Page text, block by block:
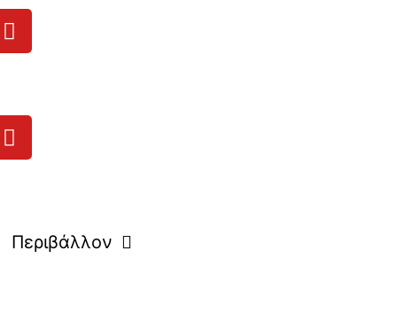
Περιβάλλον